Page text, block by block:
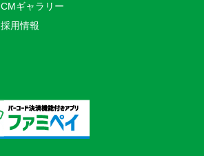
CMギャラリー
採用情報